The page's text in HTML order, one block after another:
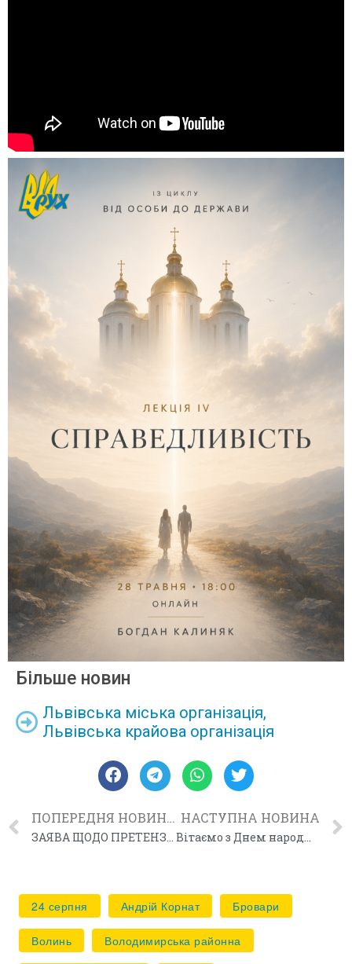
Більше новин
Львівська міська організація,
Львівська крайова організація
ПОПЕРЕДНЯ НОВИНА
ЗАЯВА ЩОДО ПРЕТЕНЗІЙ МЗС ІЗРАЇЛЮ НА ПЕРЕПОХОВАННЯ ЛІДЕРА ОУН АНДРІЯ МЕЛЬНИКА
НАСТУПНА НОВИНА
Вітаємо з Днем народження!
24 серпня Андрій Корнат Бровари
Волинь Володимирська районна